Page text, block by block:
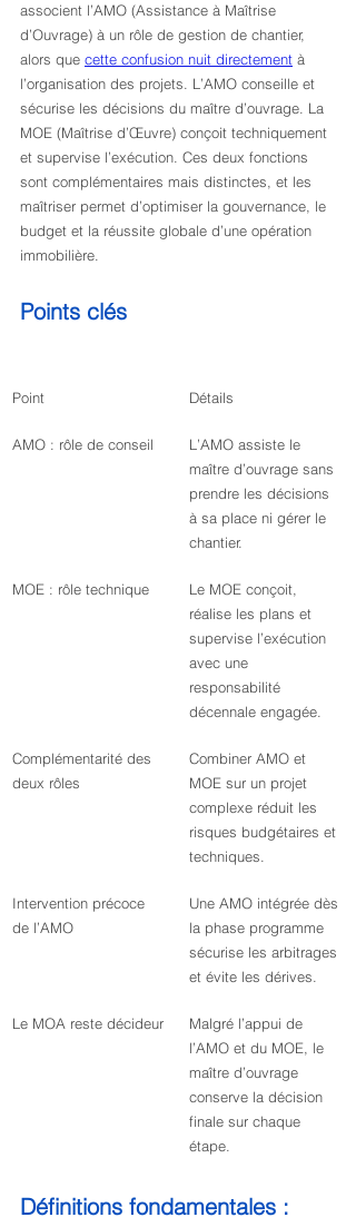
associent l’AMO (Assistance à Maîtrise
d’Ouvrage) à un rôle de gestion de chantier,
alors que cette confusion nuit directement à
l’organisation des projets. L’AMO conseille et
sécurise les décisions du maître d’ouvrage. La
MOE (Maîtrise d’Œuvre) conçoit techniquement
et supervise l’exécution. Ces deux fonctions
sont complémentaires mais distinctes, et les
maîtriser permet d’optimiser la gouvernance, le
budget et la réussite globale d’une opération
immobilière.
Points clés
Point Détails
AMO : rôle de conseil
L’AMO assiste le
maître d’ouvrage sans
prendre les décisions
à sa place ni gérer le
chantier.
MOE : rôle technique
Le MOE conçoit,
réalise les plans et
supervise l’exécution
avec une
responsabilité
décennale engagée.
Complémentarité des
deux rôles
Combiner AMO et
MOE sur un projet
complexe réduit les
risques budgétaires et
techniques.
Intervention précoce
de l’AMO
Une AMO intégrée dès
la phase programme
sécurise les arbitrages
et évite les dérives.
Le MOA reste décideur
Malgré l’appui de
l’AMO et du MOE, le
maître d’ouvrage
conserve la décision
finale sur chaque
étape.
Définitions fondamentales :